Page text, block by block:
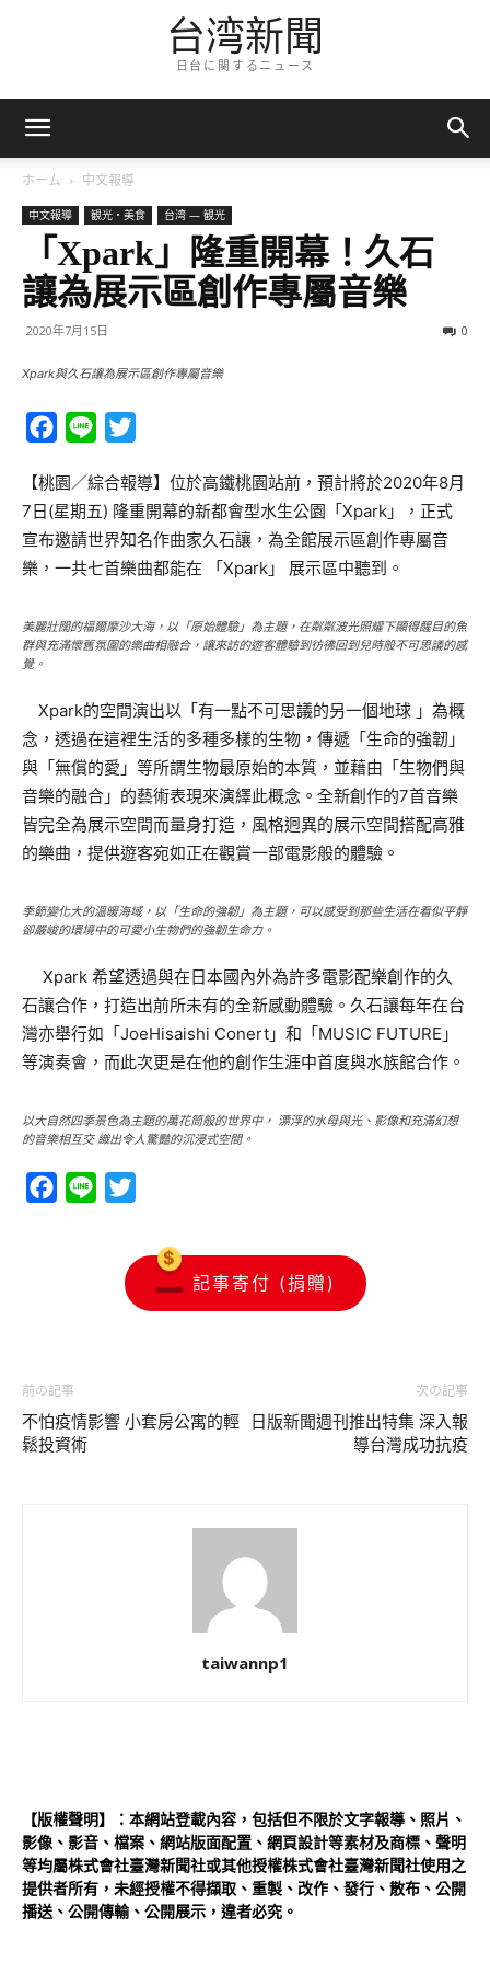
台湾新聞
日台に関するニュース
ホーム 中文報導
中文報導 観光・美食 台湾 — 観光
「Xpark」隆重開幕！久石
讓為展示區創作專屬音樂
2020年7月15日 0
Xpark與久石讓為展示區創作專屬音樂
Facebook
Line
【桃園／綜合報導】位於高鐵桃園站前，預計將於2020年8月
7日(星期五) 隆重開幕的新都會型水生公園「Xpark」，正式
宣布邀請世界知名作曲家久石讓，為全館展示區創作專屬音
樂，一共七首樂曲都能在 「Xpark」 展示區中聽到。
美麗壯闊的福爾摩沙大海，以「原始體驗」為主題，在粼粼波光照耀下顯得醒目的魚
群與充滿懷舊氛圍的樂曲相融合，讓來訪的遊客體驗到彷彿回到兒時般不可思議的感
覺。
Xpark的空間演出以「有一點不可思議的另一個地球 」為概
念，透過在這裡生活的多種多樣的生物，傳遞「生命的強韌」
與「無償的愛」等所謂生物最原始的本質，並藉由「生物們與
音樂的融合」的藝術表現來演繹此概念。全新創作的7首音樂
皆完全為展示空間而量身打造，風格迥異的展示空間搭配高雅
的樂曲，提供遊客宛如正在觀賞一部電影般的體驗。
季節變化大的溫暖海域，以「生命的強韌」為主題，可以感受到那些生活在看似平靜
卻嚴峻的環境中的可愛小生物們的強韌生命力。
Xpark 希望透過與在日本國內外為許多電影配樂創作的久
石讓合作，打造出前所未有的全新感動體驗。久石讓每年在台
灣亦舉行如「JoeHisaishi Conert」和「MUSIC FUTURE」
等演奏會，而此次更是在他的創作生涯中首度與水族館合作。
以大自然四季景色為主題的萬花筒般的世界中， 漂浮的水母與光、影像和充滿幻想
的音樂相互交 織出令人驚豔的沉浸式空間。
Facebook
Line
記事寄付 (捐贈)
前の記事
不怕疫情影響 小套房公寓的輕
鬆投資術
次の記事
日版新聞週刊推出特集 深入報
導台灣成功抗疫
taiwannp1
【版權聲明】：本網站登載內容，包括但不限於文字報導、照片、
影像、影音、檔案、網站版面配置、網頁設計等素材及商標、聲明
等均屬株式會社臺灣新聞社或其他授權株式會社臺灣新聞社使用之
提供者所有，未經授權不得擷取、重製、改作、發行、散布、公開
播送、公開傳輸、公開展示，違者必究。